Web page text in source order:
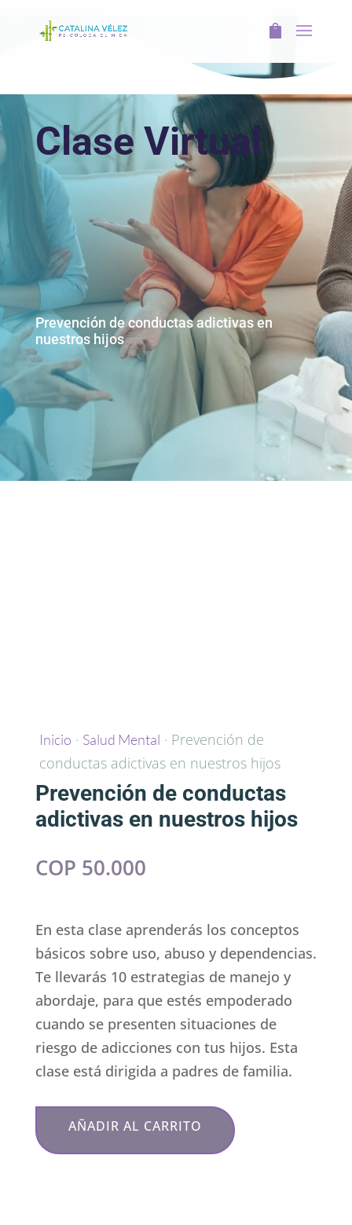
Clase Virtual
Prevención de conductas adictivas en
nuestros hijos
Inicio · Salud Mental · Prevención de
conductas adictivas en nuestros hijos
Prevención de conductas
adictivas en nuestros hijos
COP 50.000
En esta clase aprenderás los conceptos
básicos sobre uso, abuso y dependencias.
Te llevarás 10 estrategias de manejo y
abordaje, para que estés empoderado
cuando se presenten situaciones de
riesgo de adicciones con tus hijos. Esta
clase está dirigida a padres de familia.
AÑADIR AL CARRITO